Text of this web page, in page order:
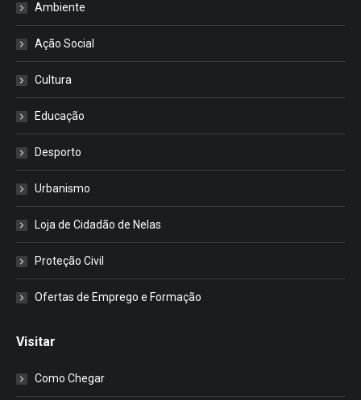
Ambiente
Ação Social
Cultura
Educação
Desporto
Urbanismo
Loja de Cidadão de Nelas
Proteção Civil
Ofertas de Emprego e Formação
Visitar
Como Chegar